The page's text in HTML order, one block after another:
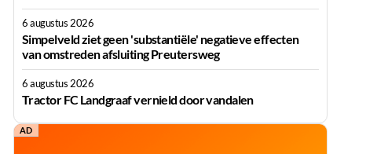
6 augustus 2026
Simpelveld ziet geen 'substantiële' negatieve effecten
van omstreden afsluiting Preutersweg
6 augustus 2026
Tractor FC Landgraaf vernield door vandalen
AD